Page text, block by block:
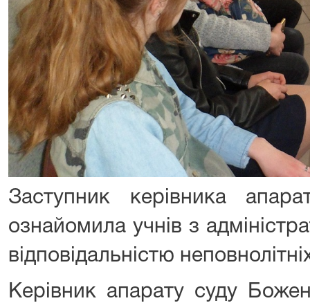
Заступник керівника
ознайомила учнів з
відповідальністю
Керівник апарату суду